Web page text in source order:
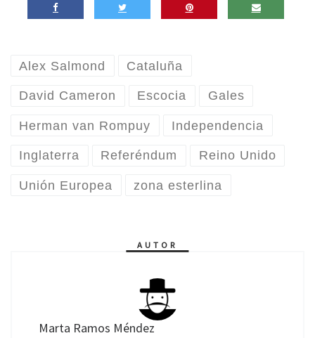
Alex Salmond Cataluña
David Cameron Escocia Gales
Herman van Rompuy Independencia
Inglaterra Referéndum Reino Unido
Unión Europea zona esterlina
AUTOR
Marta Ramos Méndez